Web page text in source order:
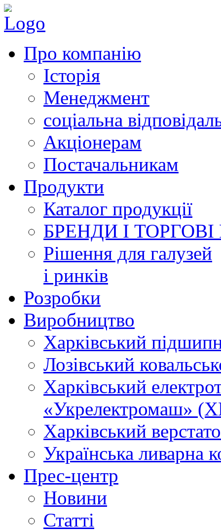
Про компанію
Історія
Менеджмент
соціальна
Акціонерам
Постачальникам
Продукти
Каталог продукції
БРЕНДИ І
Рішення для галузей
і ринків
Розробки
Виробництво
Харківський
Лозівський
Харківський
«Укрелектромаш»
Харківський
Українська ливарна
Прес-центр
Новини
Статті